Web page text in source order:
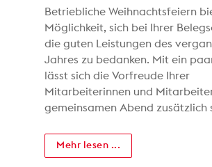
Betriebliche Weihnachtsfeiern
Möglichkeit, sich bei Ihrer
die guten Leistungen des
Jahres zu bedanken. Mit ein
lässt sich die Vorfreude Ihrer
Mitarbeiterinnen und
gemeinsamen Abend zusätzlich
Mehr lesen ...